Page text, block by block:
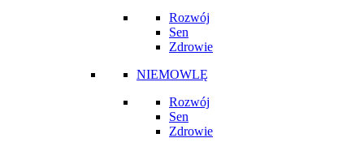
Rozwój
Sen
Zdrowie
NIEMOWLĘ
Rozwój
Sen
Zdrowie